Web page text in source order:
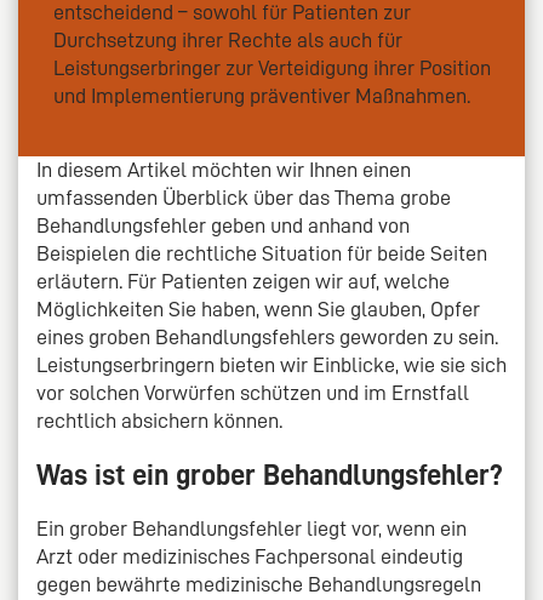
entscheidend – sowohl für Patienten zur
Durchsetzung ihrer Rechte als auch für
Leistungserbringer zur Verteidigung ihrer Position
und Implementierung präventiver Maßnahmen.
In diesem Artikel möchten wir Ihnen einen
umfassenden Überblick über das Thema grobe
Behandlungsfehler geben und anhand von
Beispielen die rechtliche Situation für beide Seiten
erläutern. Für Patienten zeigen wir auf, welche
Möglichkeiten Sie haben, wenn Sie glauben, Opfer
eines groben Behandlungsfehlers geworden zu sein.
Leistungserbringern bieten wir Einblicke, wie sie sich
vor solchen Vorwürfen schützen und im Ernstfall
rechtlich absichern können.
Was ist ein grober Behandlungsfehler?
Ein grober Behandlungsfehler liegt vor, wenn ein
Arzt oder medizinisches Fachpersonal eindeutig
gegen bewährte medizinische Behandlungsregeln